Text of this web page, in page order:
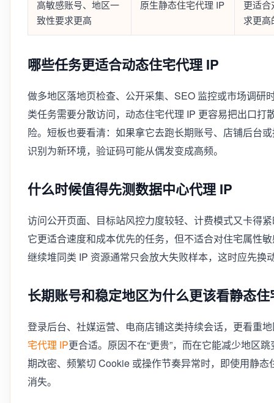
高敏感账号、地区一
致性要求更高
原生静态住宅代理 IP
更适合
求更高
哪些任务更适合动态住宅代理 IP
做多地区落地页检查、公开采集、SEO 监控或市场调研
类任务需要分散访问，动态住宅代理 IP 更容易把出口打
险。短板也要看清：如果拿它去跑长期账号、店铺后台
识别为新环境，验证码可能从偶发变成高频。
什么时候值得先测数据中心代理 IP
访问公开页面、目标站风控力度较轻、计费模式又卡得
它更适合速度和成本优先的任务，但不适合对住宅属性
继续堆同类 IP 资源通常只会放大失败样本，这时应先换
长期账号和稳定地区为什么更该看静态
登录后台、社媒运营、电商店铺这类持续会话，更看重
宅代理 IP更合适。原因不在“更贵”，而在它能减少地区
期改密、频繁切 Cookie 或操作节奏异常时，即使用静
消失。